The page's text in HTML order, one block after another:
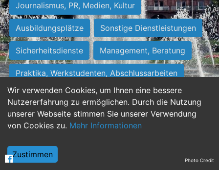
Wir verwenden Cookies, um Ihnen eine bessere
Nutzererfahrung zu ermöglichen. Durch die Nutzung
unserer Webseite stimmen Sie unserer Verwendung
von Cookies zu. Mehr Informationen
Zustimmen
Journalismus, PR, Medien, Kultur
Ausbildungsplätze Sonstige Dienstleistungen
Sicherheitsdienste Management, Beratung
Praktika, Werkstudenten, Abschlussarbeiten
Personalwesen Assistenz, Sekretariat
Hilfskräfte, Aushilfs- und Nebenjobs
Weiterbildung, Studium, duale Ausbildung Photo Credit